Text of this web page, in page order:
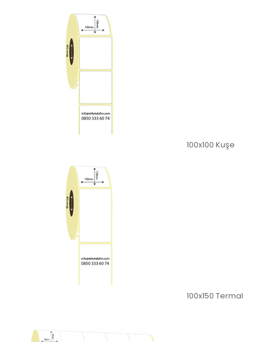
100x100 Kuşe
100x150 Termal